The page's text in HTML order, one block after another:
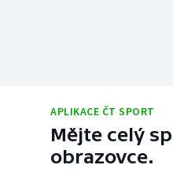
APLIKACE ČT SPORT
Mějte celý
obrazovce.